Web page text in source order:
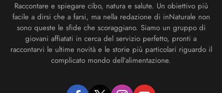
Raccontare e spiegare cibo, natura e salute. Un obiettivo più
facile a dirsi che a farsi, ma nella redazione di inNaturale non
sono queste le sfide che scoraggiano. Siamo un gruppo di
giovani affiatati in cerca del servizio perfetto, pronti a
raccontarvi le ultime novità e le storie più particolari riguardo il
complicato mondo dell’alimentazione.